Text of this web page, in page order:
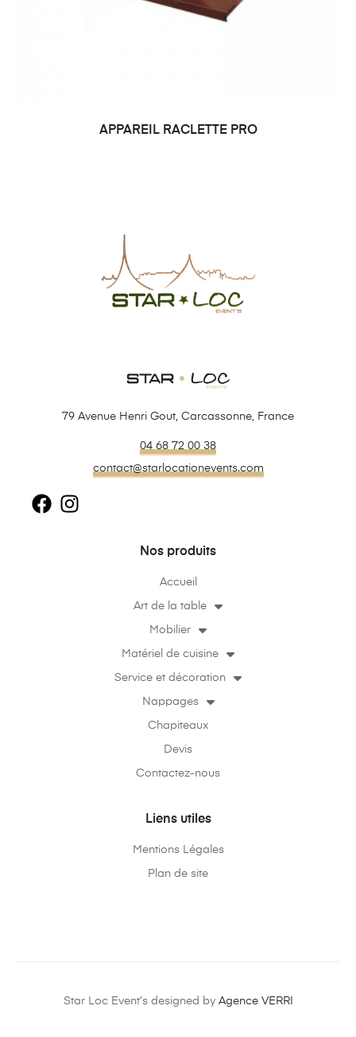
APPAREIL RACLETTE PRO
79 Avenue Henri Gout, Carcassonne, France
04 68 72 00 38
contact@starlocationevents.com
Nos produits
Accueil
Art de la table
Mobilier
Matériel de cuisine
Service et décoration
Nappages
Chapiteaux
Devis
Contactez-nous
Liens utiles
Mentions Légales
Plan de site
Star Loc Event’s designed by Agence VERRI